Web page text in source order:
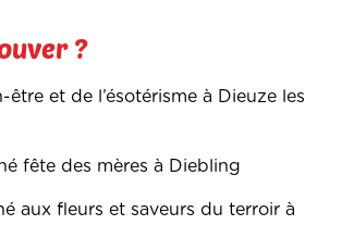
?
être et de l’ésotérisme à Dieuze les
fête des mères à Diebling
aux fleurs et saveurs du terroir à